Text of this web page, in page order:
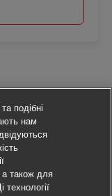
подібні
нам
також для
технології